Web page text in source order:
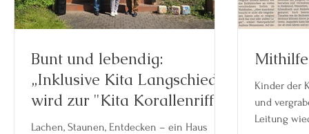
Bunt und lebendig:
„Inklusive Kita Langschied
wird zur "Kita Korallenriff"
Lachen, Staunen, Entdecken – ein Haus
Kinder der
und
Leitung